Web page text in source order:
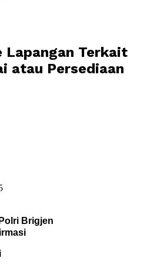
Lapangan Terkait
atau Persediaan
Brigjen